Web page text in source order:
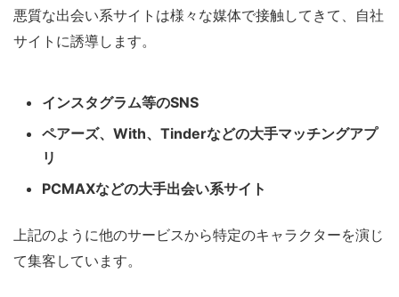
悪質な出会い系サイトは様々な媒体で接触してきて、自社
サイトに誘導します。
インスタグラム等のSNS
ペアーズ、With、Tinderなどの大手マッチングアプ
リ
PCMAXなどの大手出会い系サイト
上記のように他のサービスから特定のキャラクターを演じ
て集客しています。